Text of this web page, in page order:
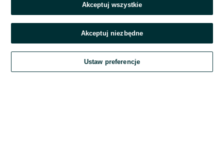
Zaloguj się
Kontynuując za pośrednictwem jednego z dostawców wskazanych powyżej,
OLX.pl w jego aktualnym brzmieniu.
Akceptuj wszystkie
Akceptuj niezbędne
Ustaw preferencje